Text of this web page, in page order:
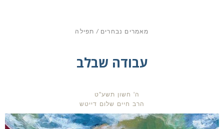
מאמרים נבחרים/ תפילה
עבודה שבלב
ה' חשון תשע"ט
הרב חיים שלום דייטש